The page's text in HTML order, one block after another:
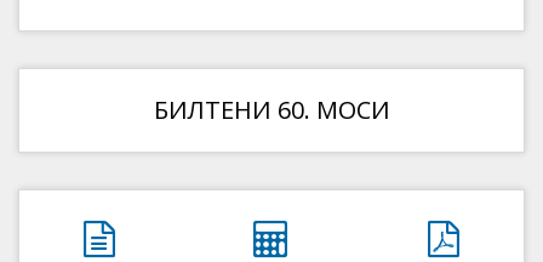
БИЛТЕНИ 60. МОСИ